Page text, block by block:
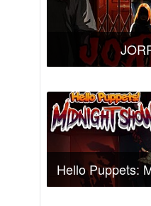
Hello Puppets: